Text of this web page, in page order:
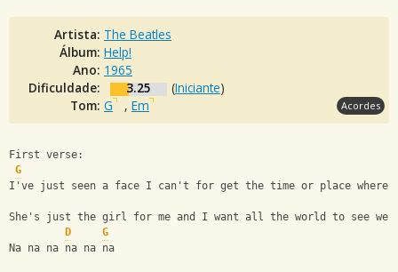
Artista: The Beatles
Álbum: Help!
Ano: 1965
Dificuldade:
3.25 (Iniciante)
Tom: G , Em Acordes
First verse:
G
I've just seen a face I can't for get the time or place where
She's just the girl for me and I want all the world to see
D
G
Na na na na na na